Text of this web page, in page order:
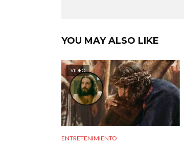
YOU MAY ALSO LIKE
VIDEO
ENTRETENIMIENTO